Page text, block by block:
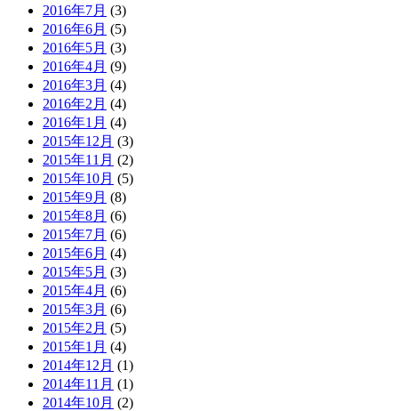
2016年7月 (3)
2016年6月 (5)
2016年5月 (3)
2016年4月 (9)
2016年3月 (4)
2016年2月 (4)
2016年1月 (4)
2015年12月 (3)
2015年11月 (2)
2015年10月 (5)
2015年9月 (8)
2015年8月 (6)
2015年7月 (6)
2015年6月 (4)
2015年5月 (3)
2015年4月 (6)
2015年3月 (6)
2015年2月 (5)
2015年1月 (4)
2014年12月 (1)
2014年11月 (1)
2014年10月 (2)